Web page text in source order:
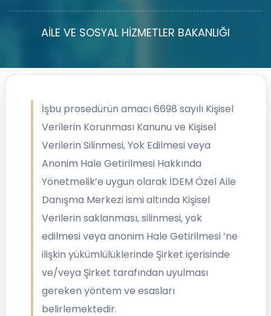
AİLE VE SOSYAL HİZMETLER BAKANLIĞI
İşbu prosedürün amacı 6698 sayılı Kişisel
Verilerin Korunması Kanunu ve Kişisel
Verilerin Silinmesi, Yok Edilmesi veya
Anonim Hale Getirilmesi Hakkında
Yönetmelik’e uygun olarak İDEM Özel Aile
Danışma Merkezi ismi altında Kişisel
Verilerin saklanması, silinmesi, yok
edilmesi veya anonim Hale Getirilmesi ’ne
ilişkin yükümlülüklerinde Şirket içerisinde
ve/veya Şirket tarafından uyulması
gereken yöntem ve esasları
belirlemektedir.